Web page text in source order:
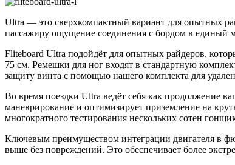
Ultra — это сверхкомпактный вариант для опытных
пассажиру ощущение соединения с бордом в единый
Fliteboard Ultra подойдёт для опытных райдеров,
75 см. Ремешки для ног входят в стандартную
защиту винта с помощью нашего комплекта для
Во время поездки Ultra ведёт себя как продолжение
маневрирование и оптимизирует приземление на
многократного тестирования нескольких сотен
Ключевым преимуществом интеграции двигателя в
выше без повреждений. Это обеспечивает более